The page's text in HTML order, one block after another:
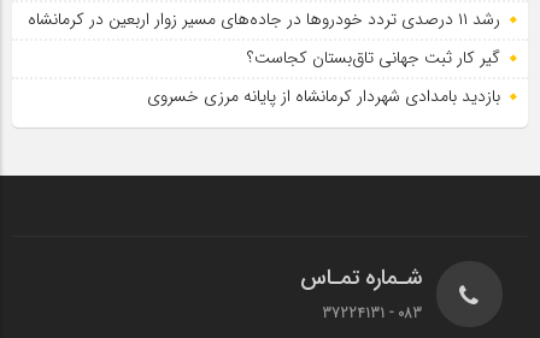
رشد ۱۱ درصدی تردد خودروها در جاده‌های مسیر زوار اربعین در کرمانشاه
گیر کار ثبت جهانی تاق‌بستان کجاست؟
بازدید بامدادی شهردار کرمانشاه از پایانه مرزی خسروی
شـماره تمـاس
083 - 37224131